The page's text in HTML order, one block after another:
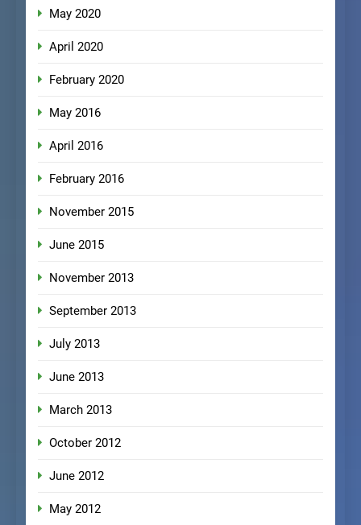
May 2020
April 2020
February 2020
May 2016
April 2016
February 2016
November 2015
June 2015
November 2013
September 2013
July 2013
June 2013
March 2013
October 2012
June 2012
May 2012